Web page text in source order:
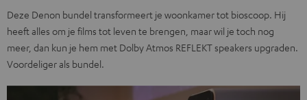
Deze Denon bundel transformeert je woonkamer tot bioscoop. Hij
heeft alles om je films tot leven te brengen, maar wil je toch nog
meer, dan kun je hem met Dolby Atmos REFLEKT speakers upgraden.
Voordeliger als bundel.